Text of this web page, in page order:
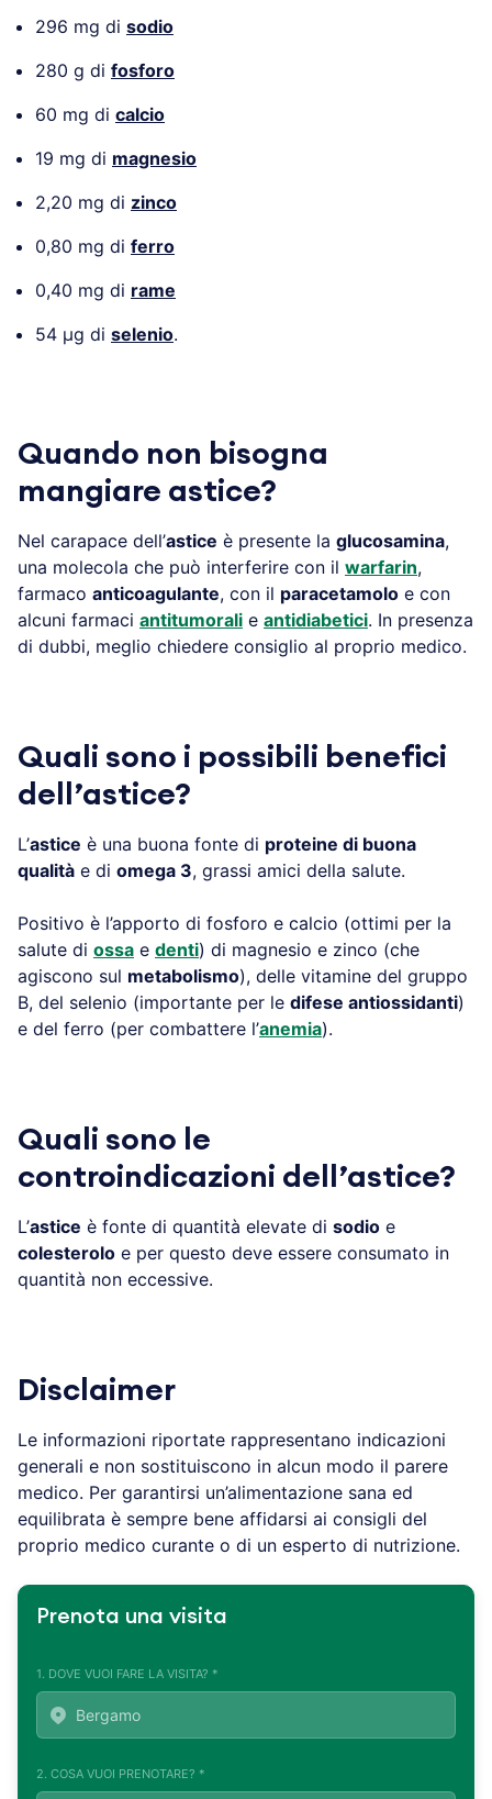
296 mg di sodio
280 g di fosforo
60 mg di calcio
19 mg di magnesio
2,20 mg di zinco
0,80 mg di ferro
0,40 mg di rame
54 µg di selenio.
Quando non bisogna
mangiare astice?
Nel carapace dell’astice è presente la glucosamina,
una molecola che può interferire con il warfarin,
farmaco anticoagulante, con il paracetamolo e con
alcuni farmaci antitumorali e antidiabetici. In presenza
di dubbi, meglio chiedere consiglio al proprio medico.
Quali sono i possibili benefici
dell’astice?
L’astice è una buona fonte di proteine di buona
qualità e di omega 3, grassi amici della salute.
Positivo è l’apporto di fosforo e calcio (ottimi per la
salute di ossa e denti) di magnesio e zinco (che
agiscono sul metabolismo), delle vitamine del gruppo
B, del selenio (importante per le difese antiossidanti)
e del ferro (per combattere l’anemia).
Quali sono le
controindicazioni dell’astice?
L’astice è fonte di quantità elevate di sodio e
colesterolo e per questo deve essere consumato in
quantità non eccessive.
Disclaimer
Le informazioni riportate rappresentano indicazioni
generali e non sostituiscono in alcun modo il parere
medico. Per garantirsi un’alimentazione sana ed
equilibrata è sempre bene affidarsi ai consigli del
proprio medico curante o di un esperto di nutrizione.
Prenota una visita
1. DOVE VUOI FARE LA VISITA? *
2. COSA VUOI PRENOTARE? *